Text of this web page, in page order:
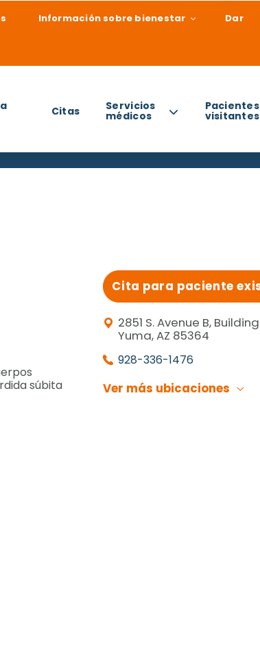
Información sobre bienestar Dar
Citas Servicios
médicos visitantes
súbita
Cita para paciente
2851 S. Avenue B,
Yuma, AZ 85364
928-336-1476
Ver más ubicaciones